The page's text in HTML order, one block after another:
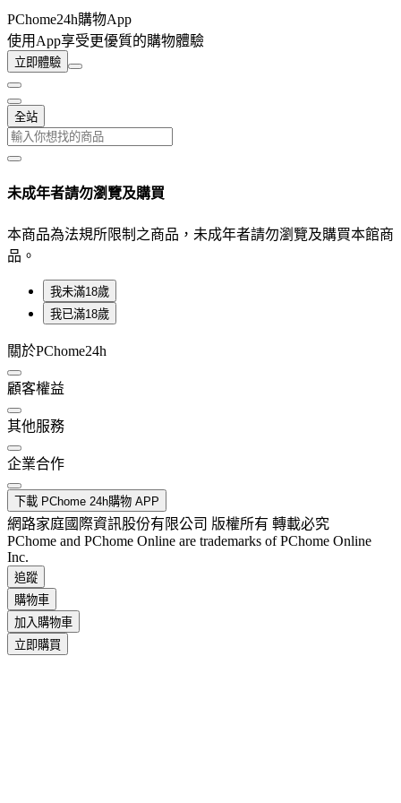
PChome24h購物App
使用App享受更優質的購物體驗
立即體驗
全站
未成年者請勿瀏覽及購買
本商品為法規所限制之商品，未成年者請勿瀏覽及購買本館商
品。
我未滿18歲
我已滿18歲
關於PChome24h
顧客權益
其他服務
企業合作
下載 PChome 24h購物 APP
網路家庭國際資訊股份有限公司 版權所有 轉載必究
PChome and PChome Online are trademarks of PChome Online
Inc.
追蹤
購物車
加入購物車
立即購買